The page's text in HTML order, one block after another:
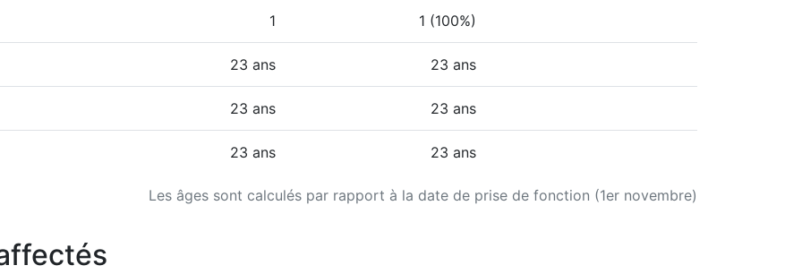
Les âges sont calculés par rapport à la date de prise de fonction (1er novembre)
1 1 (100%)
23 ans 23 ans
23 ans 23 ans
23 ans 23 ans